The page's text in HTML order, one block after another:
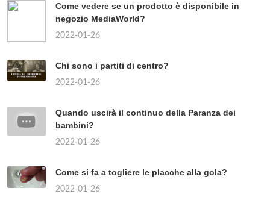
Come vedere se un prodotto è disponibile in
negozio MediaWorld?
2022-01-26
Chi sono i partiti di centro?
2022-01-26
Quando uscirà il continuo della Paranza dei
bambini?
2022-01-26
Come si fa a togliere le placche alla gola?
2022-01-26